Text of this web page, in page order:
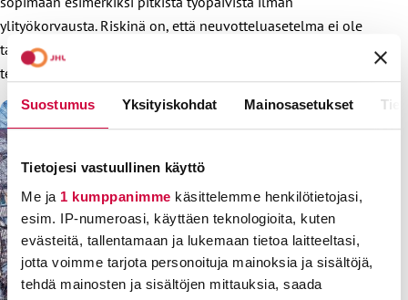
Suostumus Yksityiskohdat Mainosasetukset
Tietojesi vastuullinen käyttö
Me ja 1 kumppanimme käsittelemme henkilötietojasi,
esim. IP-numeroasi, käyttäen teknologioita, kuten
evästeitä, tallentamaan ja lukemaan tietoa laitteeltasi,
jotta voimme tarjota personoituja mainoksia ja sisältöjä,
tehdä mainosten ja sisältöjen mittauksia, saada
ylityökorvausta. Riskinä on, että neuvotteluasetelma ei ole
tasapuolinen ja työnantaja ottaa halvemman työntekijän
tekemään työtä.